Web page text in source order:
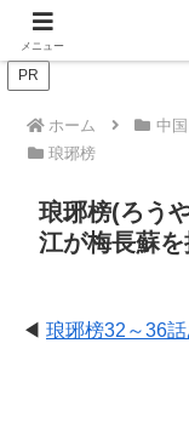
ドラ
PR
ホーム 中
琅琊榜
琅琊榜(ろう
江が梅長蘇
◀ 琅琊榜32～36
メニュー